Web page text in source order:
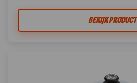
BEKIJK PRODUCT